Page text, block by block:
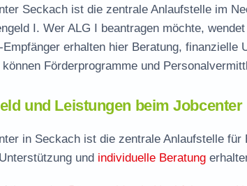
Seckach ist die zentrale Anlaufstelle im
I. Wer ALG I beantragen möchte,
Empfänger erhalten hier Beratung,
Förderprogramme und
und Leistungen beim Jobcenter
in Seckach ist die zentrale Anlaufstelle
und individuelle Beratung